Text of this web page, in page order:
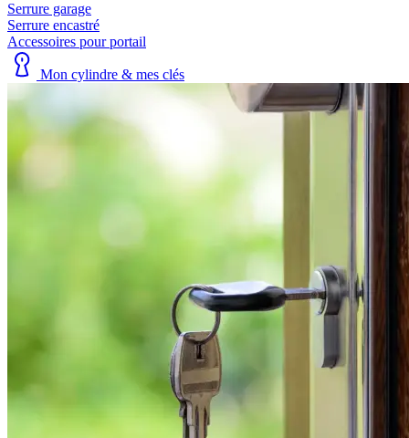
Serrure garage
Serrure encastré
Accessoires pour portail
Mon cylindre & mes clés